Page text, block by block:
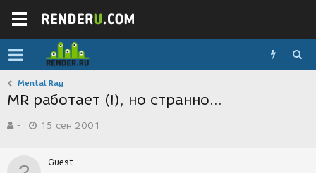
Mental Ray
MR работает (!), но странно...
в
р
-
а
15 сен 2001
Guest